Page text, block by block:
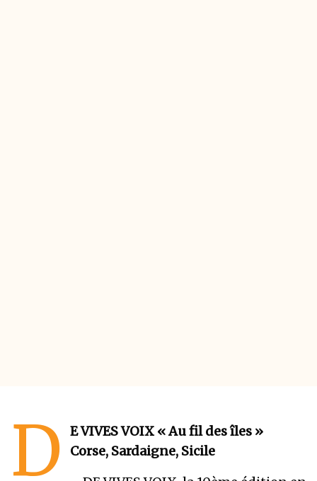
D
E VIVES VOIX « Au fil des îles »
Corse, Sardaigne, Sicile